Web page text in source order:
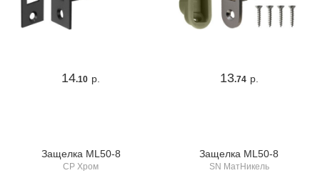
14.10 р. 13.74 р.
Защелка ML50-8
CP Хром
Защелка ML50-8
SN МатНикель